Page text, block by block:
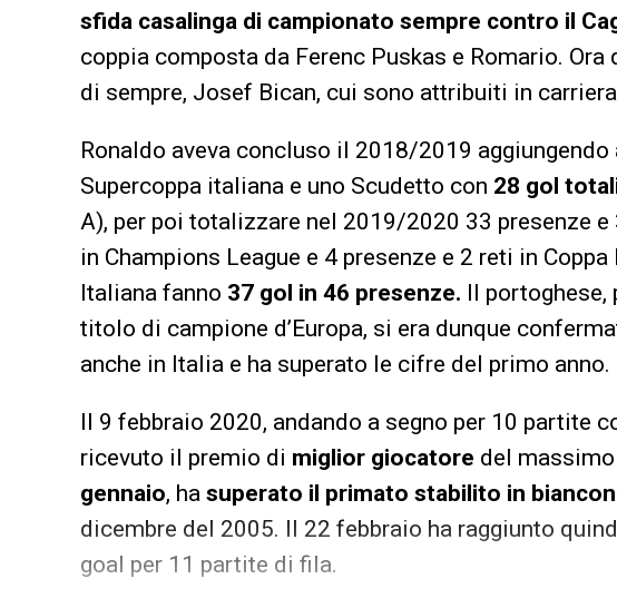
sfida casalinga di campionato sempre contro il
coppia composta da Ferenc Puskas e Romario.
di sempre, Josef Bican, cui sono attribuiti in
Ronaldo aveva concluso il 2018/2019
Supercoppa italiana e uno Scudetto con 28 gol
A), per poi totalizzare nel 2019/2020 33 presenze e
in Champions League e 4 presenze e 2 reti in
Italiana fanno 37 gol in 46 presenze. Il portoghese,
titolo di campione d’Europa, si era dunque
anche in Italia e ha superato le cifre del primo anno.
Il 9 febbraio 2020, andando a segno per 10 partite
ricevuto il premio di miglior giocatore del
gennaio, ha superato il primato stabilito in
dicembre del 2005. Il 22 febbraio ha raggiunto
goal per 11 partite di fila.